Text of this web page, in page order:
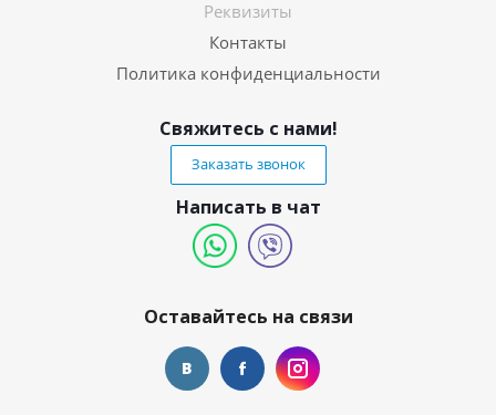
Реквизиты
Контакты
Политика конфиденциальности
Свяжитесь с нами!
Заказать звонок
Написать в чат
Оставайтесь на связи